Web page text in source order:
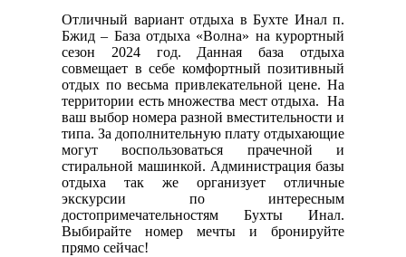
Отличный вариант отдыха в Бухте Инал п.
Бжид – База отдыха «Волна» на курортный
сезон 2024 год. Данная база отдыха
совмещает в себе комфортный позитивный
отдых по весьма привлекательной цене. На
территории есть множества мест отдыха. На
ваш выбор номера разной вместительности и
типа. За дополнительную плату отдыхающие
могут воспользоваться прачечной и
стиральной машинкой. Администрация базы
отдыха так же организует отличные
экскурсии по интересным
достопримечательностям Бухты Инал.
Выбирайте номер мечты и бронируйте
прямо сейчас!